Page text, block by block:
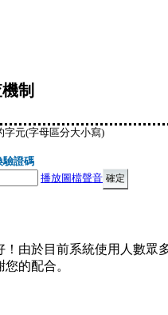
制
字元(字母區分大小寫)
驗證碼
播放圖檔聲音
！由於目前系統使用人數眾
的配合。